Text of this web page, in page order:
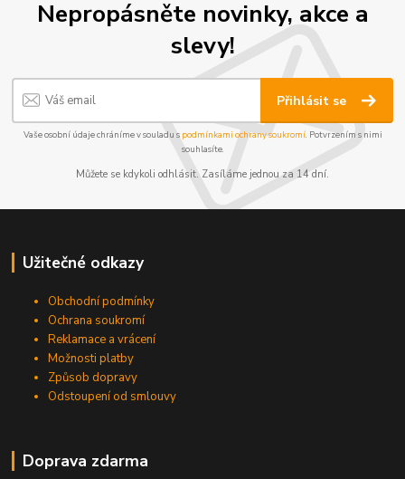
Nepropásněte novinky, akce a
slevy!
Přihlásit se
Vaše osobní údaje chráníme v souladu s podmínkami ochrany soukromí. Potvrzením s nimi
souhlasíte.
Můžete se kdykoli odhlásit. Zasíláme jednou za 14 dní.
Užitečné odkazy
Obchodní podmínky
Ochrana soukromí
Reklamace a vrácení
Možnosti platby
Způsob dopravy
Odstoupení od smlouvy
Doprava zdarma